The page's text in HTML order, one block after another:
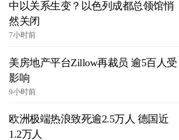
中以关系生变？以色列成都总领馆悄
然关闭
7小时前
美房地产平台Zillow再裁员 逾5百人受
影响
9小时前
欧洲极端热浪致死逾2.5万人 德国近
1.2万人